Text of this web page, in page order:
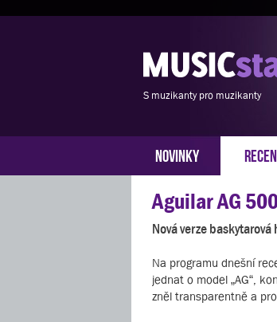
S muzikanty pro muzikanty
NOVINKY
Aguilar AG
Nová verze
Na programu dnešní
jednat o model „AG“,
zněl transparentně a